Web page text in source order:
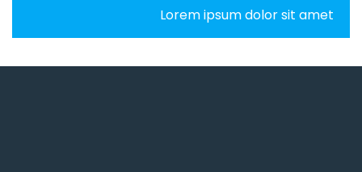
Lorem ipsum dolor sit amet